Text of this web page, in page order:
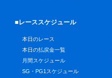
■レーススケジュール
本日のレース
本日の払戻金一覧
月間スケジュール
SG・PG1スケジュール